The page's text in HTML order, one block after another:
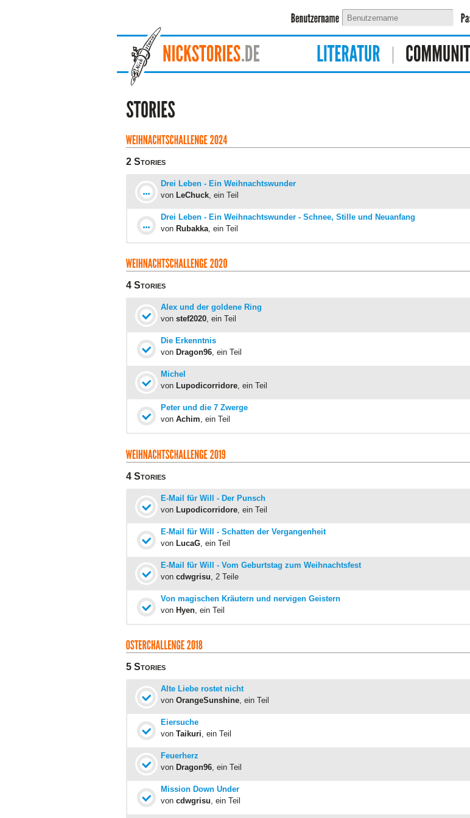
2 Stories
Drei Leben - Ein Weihnachtswunder
von LeChuck , ein Teil
Drei Leben - Ein Weihnachtswunder - Schnee, Stille und Neuanfang
von Rubakka , ein Teil
4 Stories
Alex und der goldene Ring
von stef2020, ein Teil
Die Erkenntnis
von Dragon96, ein Teil
Michel
von Lupodicorridore, ein Teil
Peter und die 7 Zwerge
von Achim, ein Teil
4 Stories
E-Mail für Will - Der Punsch
von Lupodicorridore , ein Teil
E-Mail für Will - Schatten der Vergangenheit
von LucaG , ein Teil
E-Mail für Will - Vom Geburtstag zum Weihnachtsfest
von cdwgrisu , 2 Teile
Von magischen Kräutern und nervigen Geistern
von Hyen , ein Teil
5 Stories
Alte Liebe rostet nicht
von OrangeSunshine, ein Teil
Eiersuche
von Taikuri, ein Teil
Feuerherz
von Dragon96, ein Teil
Mission Down Under
von cdwgrisu, ein Teil